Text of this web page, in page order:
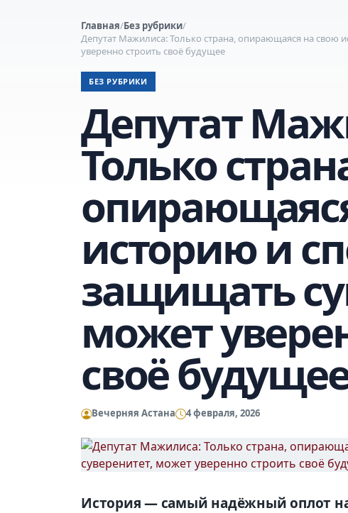
Главная/Без рубрики/
Депутат Мажилиса: Только страна, опирающаяся на свою
уверенно строить своё будущее
БЕЗ РУБРИКИ
Депутат
Только
историю и
защищать
может
своё
Вечерняя Астана 4 февраля, 2026
История — самый надёжный оплот